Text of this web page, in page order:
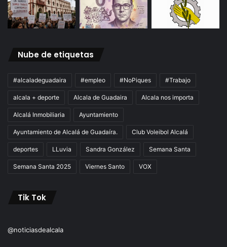
Nube de etiquetas
#alcaladeguadaira #empleo #NoPiques #Trabajo
alcala + deporte Alcala de Guadaira Alcala nos importa
Alcalá Inmobiliaria Ayuntamiento
Ayuntamiento de Alcalá de Guadaíra. Club Voleibol Alcalá
deportes LLuvia Sandra González Semana Santa
Semana Santa 2025 Viernes Santo VOX
Tik Tok
@noticiasdealcala